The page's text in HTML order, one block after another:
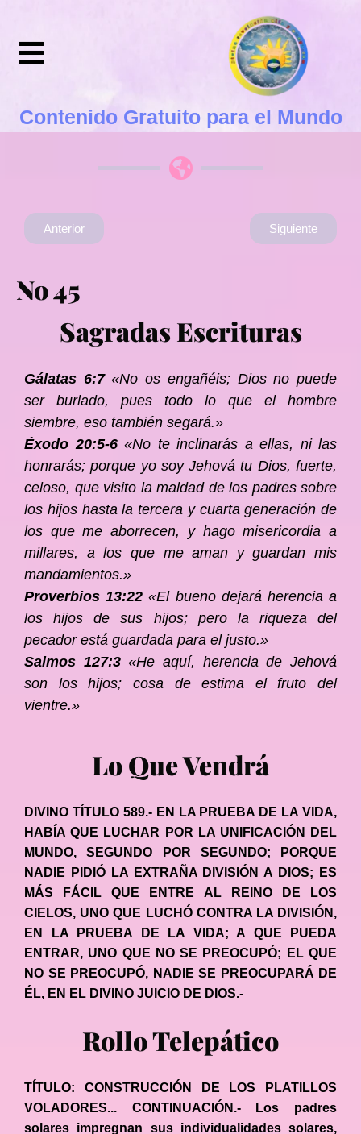
Contenido Gratuito para el Mundo
Anterior Siguiente
No 45
Sagradas Escrituras
Gálatas 6:7«No os engañéis; Dios no puede
ser burlado, pues todo lo que el hombre
siembre, eso también segará.»
Éxodo 20:5-6«No te inclinarás a ellas, ni las
honrarás; porque yo soy Jehová tu Dios, fuerte,
celoso, que visito la maldad de los padres sobre
los hijos hasta la tercera y cuarta generación de
los que me aborrecen, y hago misericordia a
millares, a los que me aman y guardan mis
mandamientos.»
Proverbios 13:22 «El bueno dejará herencia a
los hijos de sus hijos; pero la riqueza del
pecador está guardada para el justo.»
Salmos 127:3«He aquí, herencia de Jehová
son los hijos; cosa de estima el fruto del
vientre.»
Lo Que Vendrá
DIVINO TÍTULO 589.- EN LA PRUEBA DE LA VIDA,
HABÍA QUE LUCHAR POR LA UNIFICACIÓN DEL
MUNDO, SEGUNDO POR SEGUNDO; PORQUE
NADIE PIDIÓ LA EXTRAÑA DIVISIÓN A DIOS; ES
MÁS FÁCIL QUE ENTRE AL REINO DE LOS
CIELOS, UNO QUE LUCHÓ CONTRA LA DIVISIÓN,
EN LA PRUEBA DE LA VIDA; A QUE PUEDA
ENTRAR, UNO QUE NO SE PREOCUPÓ; EL QUE
NO SE PREOCUPÓ, NADIE SE PREOCUPARÁ DE
ÉL, EN EL DIVINO JUICIO DE DIOS.-
Rollo Telepático
TÍTULO: CONSTRUCCIÓN DE LOS PLATILLOS
VOLADORES... CONTINUACIÓN.- Los padres
solares impregnan sus individualidades solares,